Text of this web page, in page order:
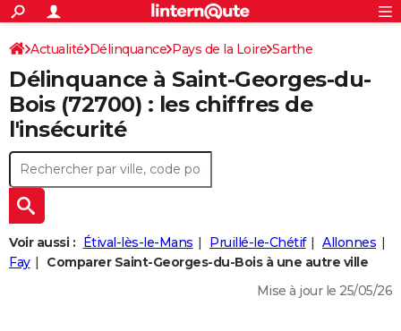
ACTUALITÉS
Politique
Société
Faits Divers
Education
Monde
Villes
+
SPORT
Coupe du monde 2026
Football
Tennis
Cyclisme
Rugby
Forum
CULTURE
Programme TV
TNT
Streaming
Cinéma
Sorties cinéma
Musique
+FINANCE
Retraite
Impôts
Epargne
Immobilier
Risques naturels par ville
Banque
Assurance
CréditAUTO
Essais
Réserver un essai
Citadines
Berlines
SUV
Forum auto
+HIGH-TECH
Mobiles
Meilleur smartphone
Internet
Ordinateurs
Jeux vidéo
Guide high-tech
+
BRICOLAGE
Forum
Aménagement intérieur
Extérieur
Cuisine
Salle de bains
Jardinage
Rangement
+
Rechercher
S'inscrire
Connexion
Actualité Délinquance Pays de la Loire Sarthe
Saint-Georges-du-Bois
Délinquance à Saint-Georges-du-
Bois(72700) : les chiffres de
l'insécurité
Voir aussi : Étival-lès-le-Mans Pruillé-le-Chétif
Allonnes
Fay
Comparer Saint-Georges-du-Bois à une autre ville
Mise à jour le 25/05/26